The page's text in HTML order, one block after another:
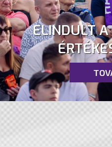
ELINDULT